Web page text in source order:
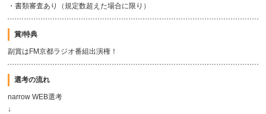
・書類審査あり（規定数超えた場合に限り）
賞/特典
副賞はFM京都ラジオ番組出演権！
選考の流れ
narrow WEB選考
↓